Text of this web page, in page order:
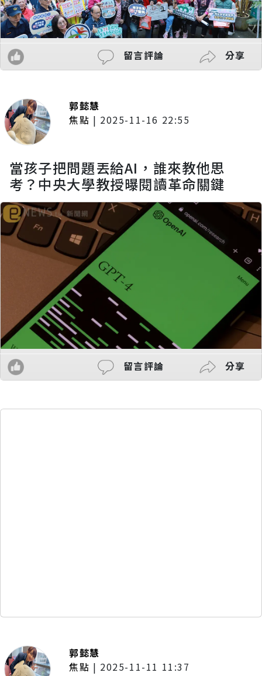
留言評論 分享
郭懿慧
焦點 | 2025-11-16 22:55
當孩子把問題丟給AI，誰來教他思
考？中央大學教授曝閱讀革命關鍵
留言評論 分享
郭懿慧
焦點 | 2025-11-11 11:37